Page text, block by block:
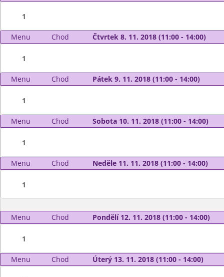
1
Menu Chod Čtvrtek 8. 11. 2018 (11:00 - 14:00)
1
Menu Chod Pátek 9. 11. 2018 (11:00 - 14:00)
1
Menu Chod Sobota 10. 11. 2018 (11:00 - 14:00)
1
Menu Chod Neděle 11. 11. 2018 (11:00 - 14:00)
1
Menu Chod Pondělí 12. 11. 2018 (11:00 - 14:00)
1
Menu Chod Úterý 13. 11. 2018 (11:00 - 14:00)